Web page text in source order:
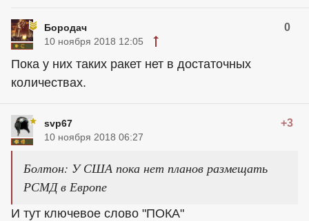
Бородач 0
10 ноября 2018 12:05
Пока у них таких ракет нет в достаточных
количествах.
svp67 +3
10 ноября 2018 06:27
Болтон: У США пока нет планов размещать
РСМД в Европе
И тут ключевое слово "ПОКА"